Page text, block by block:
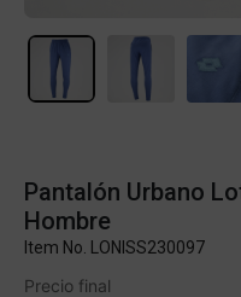
Pantalón Urbano
Hombre
Item No. LONISS230097
Precio final